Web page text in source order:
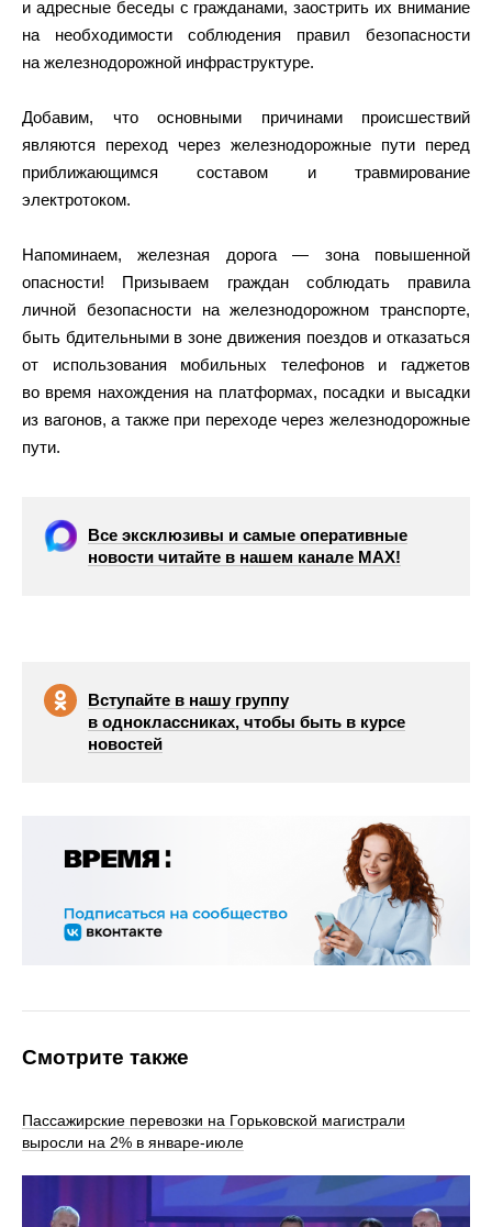
и адресные беседы с гражданами, заострить их внимание
на необходимости соблюдения правил безопасности
на железнодорожной инфраструктуре.
Добавим, что основными причинами происшествий
являются переход через железнодорожные пути перед
приближающимся составом и травмирование
электротоком.
Напоминаем, железная дорога — зона повышенной
опасности! Призываем граждан соблюдать правила
личной безопасности на железнодорожном транспорте,
быть бдительными в зоне движения поездов и отказаться
от использования мобильных телефонов и гаджетов
во время нахождения на платформах, посадки и высадки
из вагонов, а также при переходе через железнодорожные
пути.
Все эксклюзивы и самые оперативные
новости читайте в нашем канале МАХ!
Вступайте в нашу группу
в одноклассниках, чтобы быть в курсе
новостей
Смотрите также
Пассажирские перевозки на Горьковской магистрали
выросли на 2% в январе-июле